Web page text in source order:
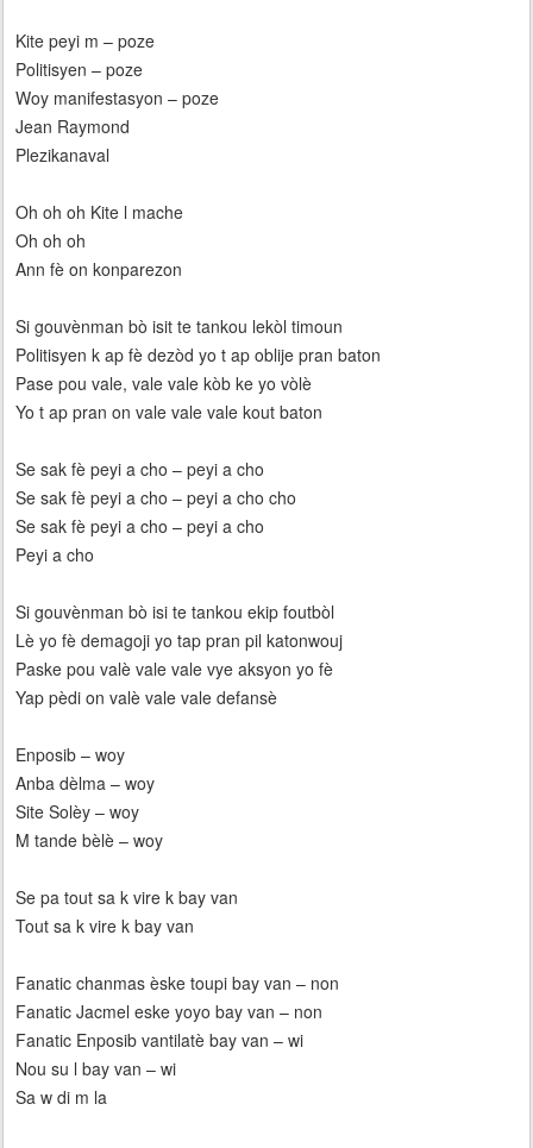
Kite peyi m – poze
Politisyen – poze
Woy manifestasyon – poze
Jean Raymond
Plezikanaval
Oh oh oh Kite l mache
Oh oh oh
Ann fè on konparezon
Si gouvènman bò isit te tankou lekòl timoun
Politisyen k ap fè dezòd yo t ap oblije pran baton
Pase pou vale, vale vale kòb ke yo vòlè
Yo t ap pran on vale vale vale kout baton
Se sak fè peyi a cho – peyi a cho
Se sak fè peyi a cho – peyi a cho cho
Se sak fè peyi a cho – peyi a cho
Peyi a cho
Si gouvènman bò isi te tankou ekip foutbòl
Lè yo fè demagoji yo tap pran pil katonwouj
Paske pou valè vale vale vye aksyon yo fè
Yap pèdi on valè vale vale defansè
Enposib – woy
Anba dèlma – woy
Site Solèy – woy
M tande bèlè – woy
Se pa tout sa k vire k bay van
Tout sa k vire k bay van
Fanatic chanmas èske toupi bay van – non
Fanatic Jacmel eske yoyo bay van – non
Fanatic Enposib vantilatè bay van – wi
Nou su l bay van – wi
Sa w di m la